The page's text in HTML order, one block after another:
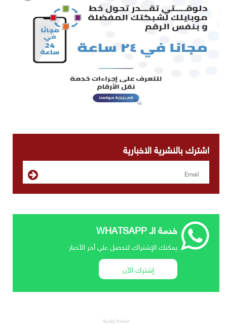
اشترك بالنشرية الاخبارية
خدمة الـ WHATSAPP
يمكنك الإشتراك لتحصل علي أخر الأخبار
إشترك الآن
مساحة إعلانية